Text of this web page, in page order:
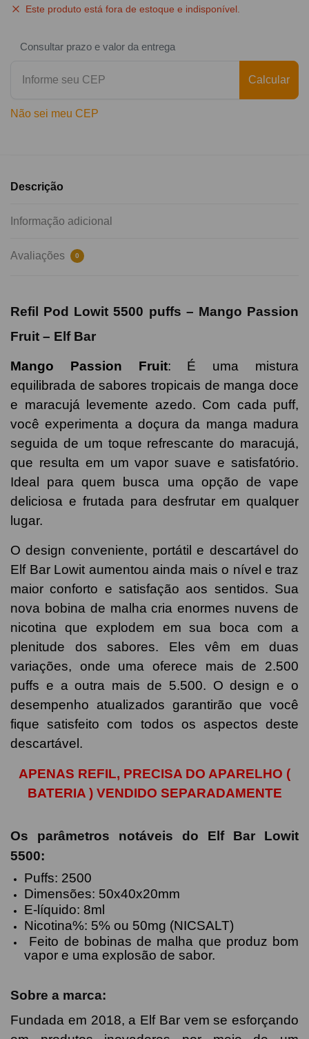
Este produto está fora de estoque e indisponível.
Consultar prazo e valor da entrega
Calcular
Não sei meu CEP
Descrição
Informação adicional
Avaliações 0
Refil Pod Lowit 5500 puffs – Mango Passion
Fruit – Elf Bar
Mango Passion Fruit: É uma mistura
equilibrada de sabores tropicais de manga doce
e maracujá levemente azedo. Com cada puff,
você experimenta a doçura da manga madura
seguida de um toque refrescante do maracujá,
que resulta em um vapor suave e satisfatório.
Ideal para quem busca uma opção de vape
deliciosa e frutada para desfrutar em qualquer
lugar.
O design conveniente, portátil e descartável do
Elf Bar Lowit aumentou ainda mais o nível e traz
maior conforto e satisfação aos sentidos. Sua
nova bobina de malha cria enormes nuvens de
nicotina que explodem em sua boca com a
plenitude dos sabores. Eles vêm em duas
variações, onde uma oferece mais de 2.500
puffs e a outra mais de 5.500. O design e o
desempenho atualizados garantirão que você
fique satisfeito com todos os aspectos deste
descartável.
APENAS REFIL, PRECISA DO APARELHO (
BATERIA ) VENDIDO SEPARADAMENTE
Os parâmetros notáveis ​​do Elf Bar Lowit
5500:
Puffs: 2500
Dimensões: 50x40x20mm
E-líquido: 8ml
Nicotina%: 5% ou 50mg (NICSALT)
Feito de bobinas de malha que produz bom
vapor e uma explosão de sabor.
Sobre a marca:
Fundada em 2018, a Elf Bar vem se esforçando